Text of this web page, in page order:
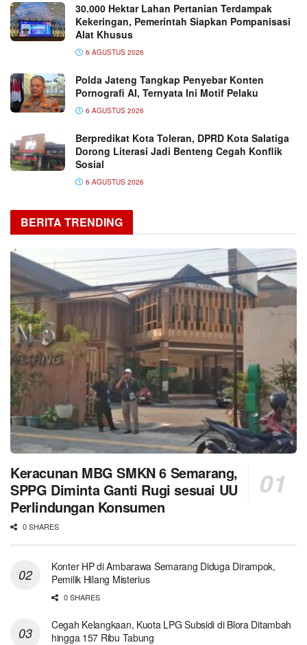
30.000 Hektar Lahan Pertanian Terdampak
Kekeringan, Pemerintah Siapkan Pompanisasi
Alat Khusus
6 AGUSTUS 2026
Polda Jateng Tangkap Penyebar Konten
Pornografi AI, Ternyata Ini Motif Pelaku
6 AGUSTUS 2026
Berpredikat Kota Toleran, DPRD Kota Salatiga
Dorong Literasi Jadi Benteng Cegah Konflik
Sosial
6 AGUSTUS 2026
BERITA TRENDING
Keracunan MBG SMKN 6 Semarang,
SPPG Diminta Ganti Rugi sesuai UU
Perlindungan Konsumen
0 SHARES
Konter HP di Ambarawa Semarang Diduga Dirampok,
Pemilik Hilang Misterius
0 SHARES
Cegah Kelangkaan, Kuota LPG Subsidi di Blora Ditambah
hingga 157 Ribu Tabung